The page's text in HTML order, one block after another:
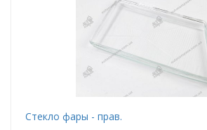
Стекло фары - прав.